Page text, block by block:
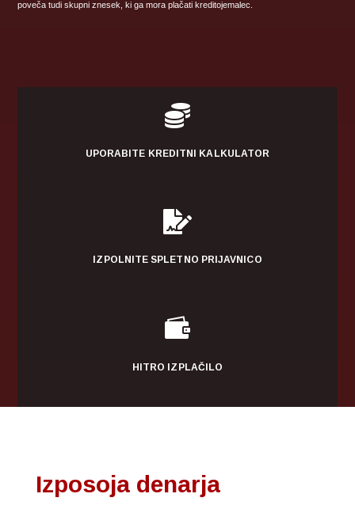
poveča tudi skupni znesek, ki ga mora plačati kreditojemalec.

UPORABITE KREDITNI KALKULATOR

IZPOLNITE SPLETNO PRIJAVNICO

HITRO IZPLAČILO
Izposoja denarja